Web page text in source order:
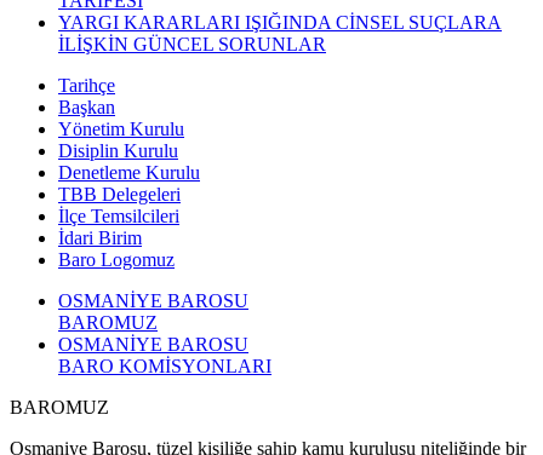
YARGI KARARLARI IŞIĞINDA CİNSEL SUÇLARA
İLİŞKİN GÜNCEL SORUNLAR
Tarihçe
Başkan
Yönetim Kurulu
Disiplin Kurulu
Denetleme Kurulu
TBB Delegeleri
İlçe Temsilcileri
İdari Birim
Baro Logomuz
OSMANİYE BAROSU
BAROMUZ
OSMANİYE BAROSU
BARO KOMİSYONLARI
BAROMUZ
Osmaniye Barosu, tüzel kişiliğe sahip kamu kuruluşu niteliğinde bir